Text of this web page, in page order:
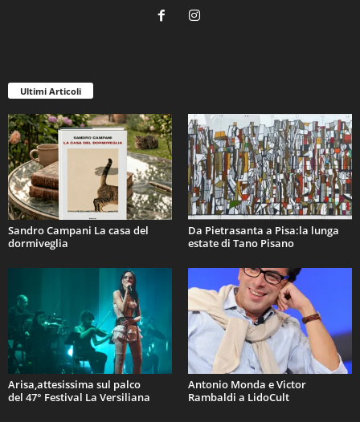
Ultimi Articoli
Sandro Campani La casa del
dormiveglia
Da Pietrasanta a Pisa:la lunga
estate di Tano Pisano
Arisa,attesissima sul palco
del 47° Festival La Versiliana
Antonio Monda e Victor
Rambaldi a LidoCult